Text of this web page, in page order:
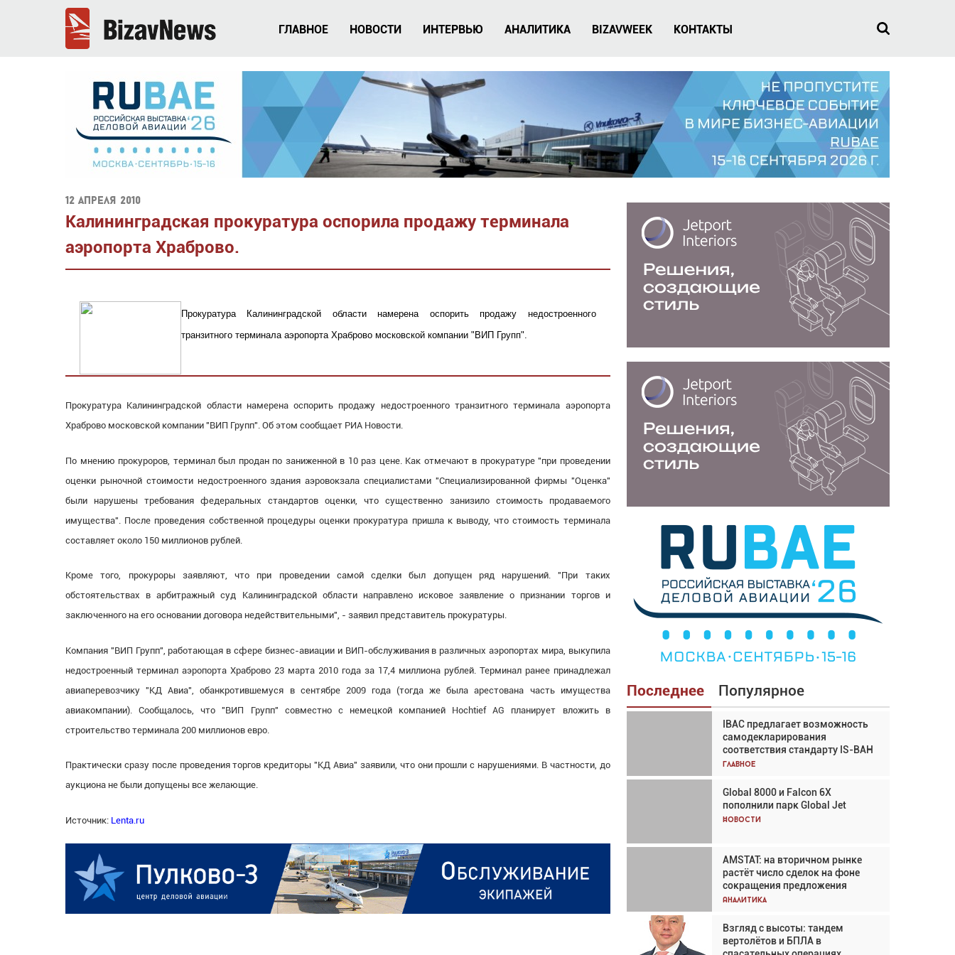
ГЛАВНОЕ НОВОСТИ ИНТЕРВЬЮ АНАЛИТИКА BIZAVWEEK КОНТАКТЫ
12 апреля 2010
Калининградская прокуратура оспорила продажу терминала
аэропорта Храброво.
Прокуратура Калининградской области намерена оспорить продажу недостроенного
транзитного терминала аэропорта Храброво московской компании "ВИП Групп".
Прокуратура Калининградской области намерена оспорить продажу недостроенного транзитного терминала аэропорта
Храброво московской компании "ВИП Групп". Об этом сообщает РИА Новости.
По мнению прокуроров, терминал был продан по заниженной в 10 раз цене. Как отмечают в прокуратуре "при проведении
оценки рыночной стоимости недостроенного здания аэровокзала специалистами "Специализированной фирмы "Оценка"
были нарушены требования федеральных стандартов оценки, что существенно занизило стоимость продаваемого
имущества". После проведения собственной процедуры оценки прокуратура пришла к выводу, что стоимость терминала
составляет около 150 миллионов рублей.
Кроме того, прокуроры заявляют, что при проведении самой сделки был допущен ряд нарушений. "При таких
обстоятельствах в арбитражный суд Калининградской области направлено исковое заявление о признании торгов и
заключенного на его основании договора недействительными", - заявил представитель прокуратуры.
Компания "ВИП Групп", работающая в сфере бизнес-авиации и ВИП-обслуживания в различных аэропортах мира, выкупила
недостроенный терминал аэропорта Храброво 23 марта 2010 года за 17,4 миллиона рублей. Терминал ранее принадлежал
авиаперевозчику "КД Авиа", обанкротившемуся в сентябре 2009 года (тогда же была арестована часть имущества
авиакомпании). Сообщалось, что "ВИП Групп" совместно с немецкой компанией Hochtief AG планирует вложить в
строительство терминала 200 миллионов евро.
Практически сразу после проведения торгов кредиторы "КД Авиа" заявили, чтоони прошли с нарушениями. В частности, до
аукциона не были допущены все желающие.
Источник: Lenta.ru
Последнее Популярное
IBAC предлагает возможность
самодекларирования
соответствия стандарту IS-BAH
Главное
Global 8000 и Falcon 6X
пополнили парк Global Jet
Новости
AMSTAT: на вторичном рынке
растёт число сделок на фоне
сокращения предложения
Аналитика
Взгляд с высоты: тандем
вертолётов и БПЛА в
Взгляд с высоты: тандем
вертолётов и БПЛА в
спасательных операциях
Главное
Авиационный фотограф Дэйв
Кох: «Фотография говорит сама
за себя... а ИИ всё портит»
В городах чемпионата мира
наблюдался подъём, хотя
общий трафик снизился
Аналитика
Частный самолёт – это актив.
Подходите к покупке